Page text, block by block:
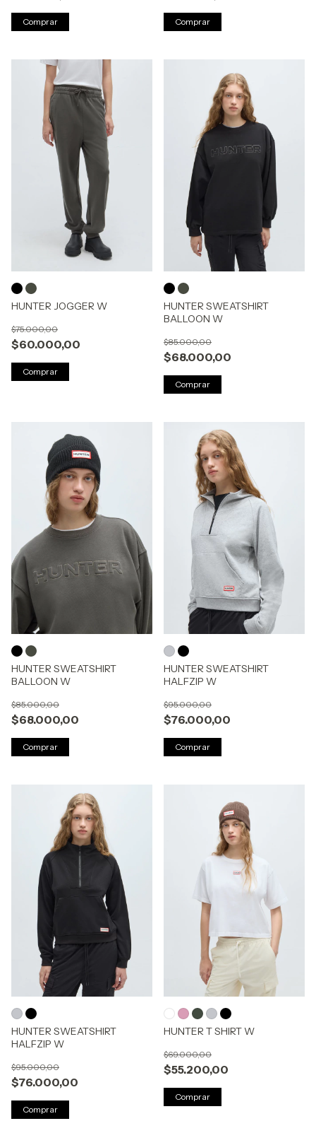
Comprar Comprar
HUNTER JOGGER W
$60.000,00
$75.000,00
Comprar
HUNTER SWEATSHIRT
BALLOON W
$68.000,00
$85.000,00
Comprar
HUNTER SWEATSHIRT
BALLOON W
$68.000,00
$85.000,00
Comprar
HUNTER SWEATSHIRT
HALFZIP W
$76.000,00
$95.000,00
Comprar
HUNTER SWEATSHIRT
HALFZIP W
$76.000,00
$95.000,00
Comprar
HUNTER T SHIRT W
$55.200,00
$69.000,00
Comprar